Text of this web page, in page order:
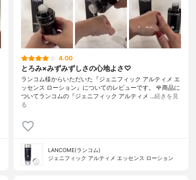
4.00
とろみ×みずみずしさの心地よさ♡
ランコム様からいただいた『ジェニフィック アルティメ エ
ッセンス ローション』についてのレビューです。 🌹商品に
ついてランコムの『ジェニフィック アルティメ …続きを見
る
LANCOME(ランコム)
ジェニフィック アルティメ エッセンス ローション